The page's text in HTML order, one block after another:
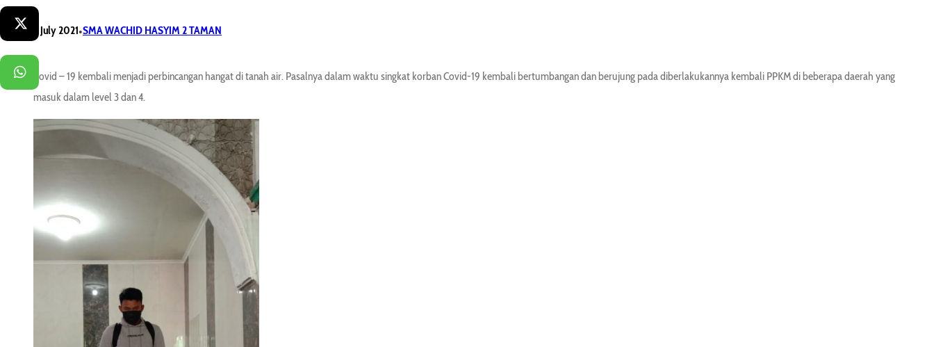
5 July 2021•SMA WACHID HASYIM 2 TAMAN
Covid – 19 kembali menjadi perbincangan hangat di tanah air. Pasalnya dalam waktu singkat korban Covid-19 kembali bertumbangan dan berujung pada diberlakukannya kembali PPKM di beberapa daerah yang
masuk dalam level 3 dan 4.
Twitter
WhatsApp